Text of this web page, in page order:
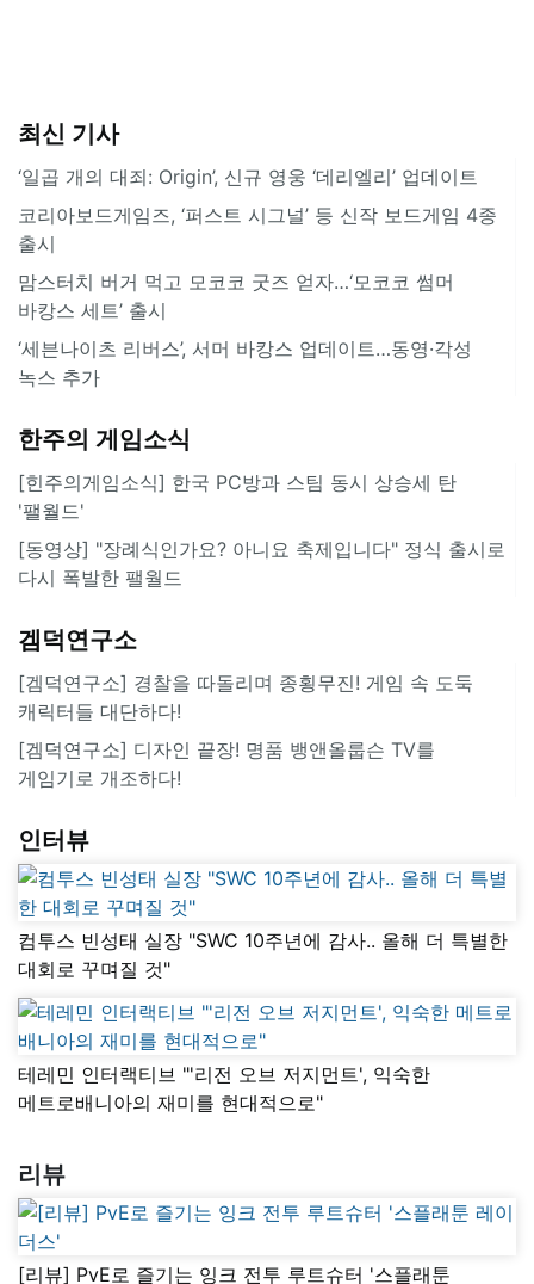
최신 기사
‘일곱 개의 대죄: Origin’, 신규 영웅 ‘데리엘리’ 업데이트
코리아보드게임즈, ‘퍼스트 시그널’ 등 신작 보드게임 4종
출시
맘스터치 버거 먹고 모코코 굿즈 얻자…‘모코코 썸머
바캉스 세트’ 출시
‘세븐나이츠 리버스’, 서머 바캉스 업데이트…동영·각성
녹스 추가
한주의 게임소식
[힌주의게임소식] 한국 PC방과 스팀 동시 상승세 탄
'팰월드'
[동영상] "장례식인가요? 아니요 축제입니다" 정식 출시로
다시 폭발한 팰월드
겜덕연구소
[겜덕연구소] 경찰을 따돌리며 종횡무진! 게임 속 도둑
캐릭터들 대단하다!
[겜덕연구소] 디자인 끝장! 명품 뱅앤올룹슨 TV를
게임기로 개조하다!
인터뷰
컴투스 빈성태 실장 "SWC 10주년에 감사.. 올해 더 특별한
대회로 꾸며질 것"
테레민 인터랙티브 "'리전 오브 저지먼트', 익숙한
메트로배니아의 재미를 현대적으로"
리뷰
[리뷰] PvE로 즐기는 잉크 전투 루트슈터 '스플래툰